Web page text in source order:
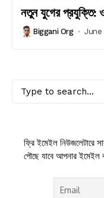
নতুন যুগের প্রযুক্তি:
Biggani Org June
ফ্রি ইমেইল নিউজলেটারে
পৌছে যাবে আপনার ইমেইল